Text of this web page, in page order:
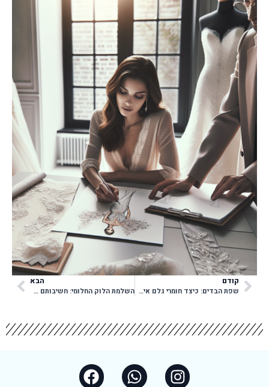
קודם
שפת הבדים: כיצד חומרי גלם איכותיים מגדירים שמלת כלה יוקרתית
הבא
השלמת הלוק החלומי: חשיבותם של סטיילינג ואקססוריז לכלה